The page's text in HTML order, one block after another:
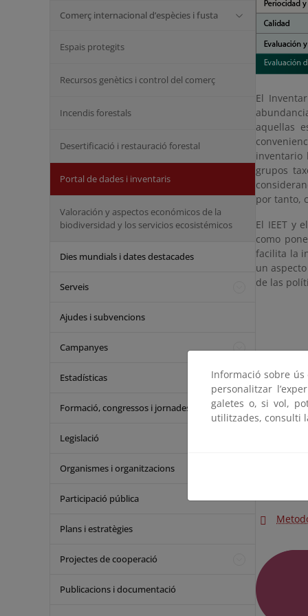
Comerç internacional d’espècies i fusta
Espais protegits
Recursos genètics i control del comerç
Incendis forestals
Desertificació i restauració forestal
Portal de dades i inventaris
Valoración y aspectos económicos de la
biodiversidad y los servicios ecosistémicos
Dies mundials i dates destacades
Serveis
Ajudes i subvencions
Campanyes
Estadísticas
Formació, congressos i jornades
Legislació
Organismes i organitzacions
Participació pública
Plans i estratègies
Projectes de cooperació
Publicacions i documentació
El
aquellas
inventario
grupos
por tanto,
El IEET y
como
facilita la
un
de las
Informació sobre
personalitzar
galetes o, si vol,
utilitzades, consulti